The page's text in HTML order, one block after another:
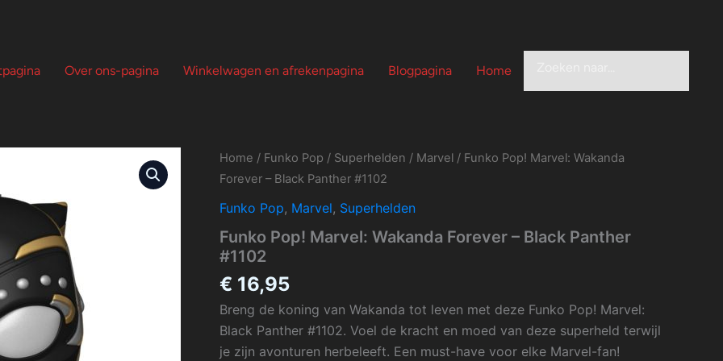
Over ons-pagina Winkelwagen en afrekenpagina Blogpagina Home
Home / Funko Pop / Superhelden / Marvel / Funko Pop! Marvel: Wakanda
Forever – Black Panther #1102
Funko Pop, Marvel, Superhelden
Funko Pop! Marvel: Wakanda Forever – Black Panther
#1102
€ 16,95
Breng de koning van Wakanda tot leven met deze Funko Pop! Marvel:
Black Panther #1102. Voel de kracht en moed van deze superheld terwijl
je zijn avonturen herbeleeft. Een must-have voor elke Marvel-fan!